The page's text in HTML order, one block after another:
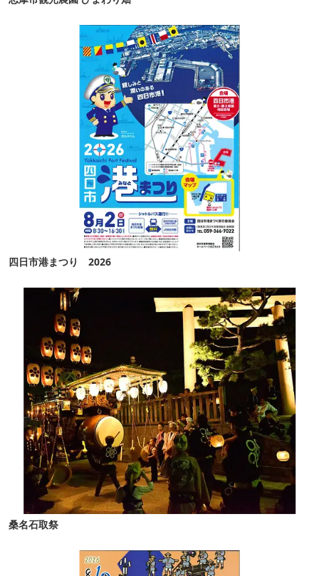
四日市港まつり 2026
桑名石取祭